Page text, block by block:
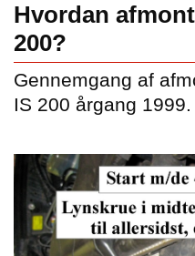
Hvordan
200?
Gennemgang af
IS 200 årgang 1999.